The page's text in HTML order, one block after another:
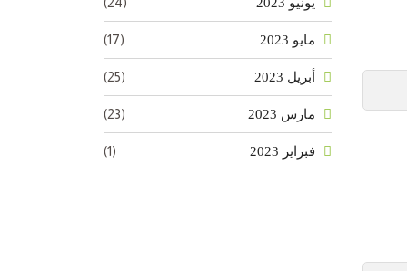
مايو 2023 (17)
أبريل 2023 (25)
مارس 2023 (23)
فبراير 2023 (1)